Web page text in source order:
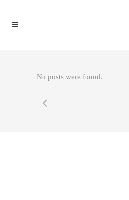
No posts were found.